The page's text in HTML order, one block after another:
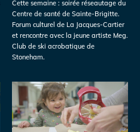
Cette semaine : soirée réseautage du
Centre de santé de Sainte-Brigitte.
Forum culturel de La Jacques-Cartier
et rencontre avec la jeune artiste Meg.
Club de ski acrobatique de
Stoneham.